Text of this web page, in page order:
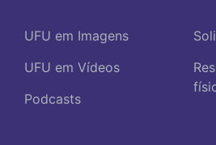
UFU em Imagens
UFU em Vídeos
Podcasts